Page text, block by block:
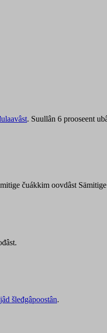
. Suullân 6 prooseent
čuákkim oovdâst
šleđgâpoostân.